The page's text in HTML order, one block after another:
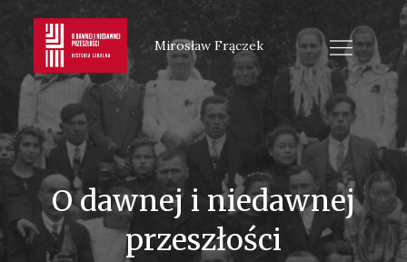
content
Mirosław Frączek
O dawnej i niedawnej
przeszłości